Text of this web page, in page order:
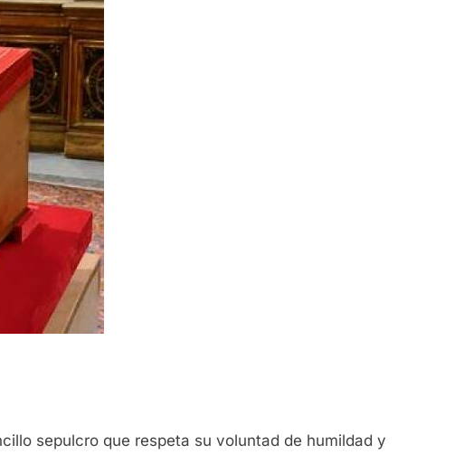
sepulcro que respeta su voluntad de humildad y